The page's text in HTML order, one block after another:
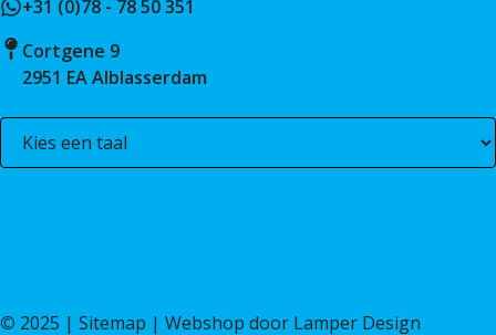
+31 (0)78 - 78 50 351
Cortgene 9
2951 EA Alblasserdam
© 2025 | Sitemap | Webshop door Lamper Design